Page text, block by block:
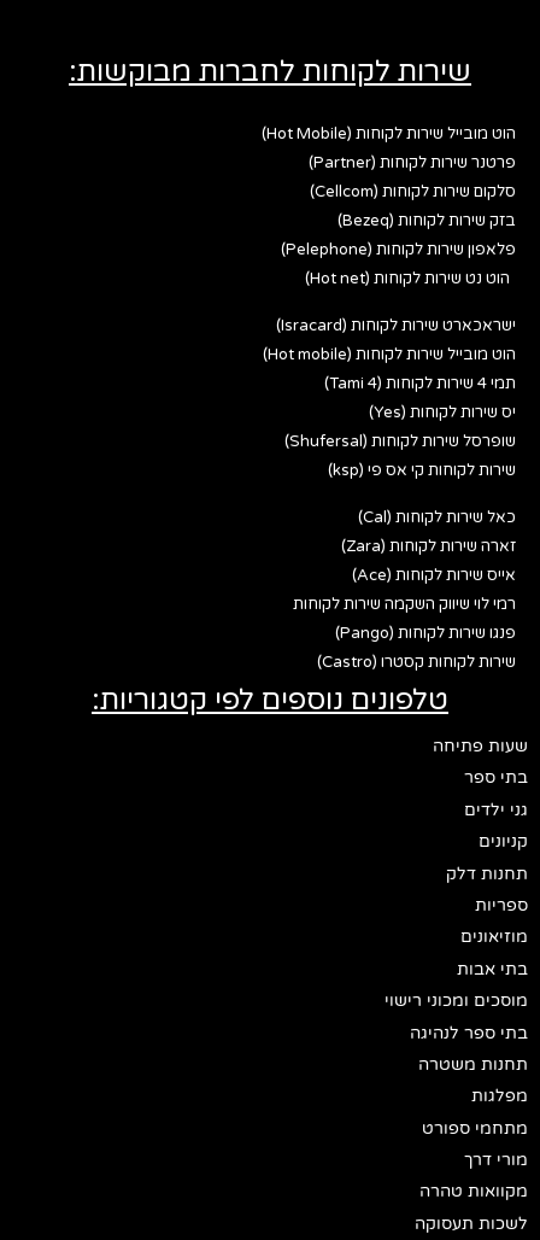
שירות לקוחות לחברות מבוקשות:
הוט מובייל שירות לקוחות (Hot Mobile)
פרטנר שירות לקוחות (Partner)
סלקום שירות לקוחות (Cellcom)
בזק שירות לקוחות (Bezeq)
פלאפון שירות לקוחות (Pelephone)
הוט נט שירות לקוחות (Hot net)
ישראכארט שירות לקוחות (Isracard)
הוט מובייל שירות לקוחות (Hot mobile)
תמי 4 שירות לקוחות (Tami 4)
יס שירות לקוחות (Yes)
שופרסל שירות לקוחות (Shufersal)
שירות לקוחות קי אס פי (ksp)
כאל שירות לקוחות (Cal)
זארה שירות לקוחות (Zara)
אייס שירות לקוחות (Ace)
רמי לוי שיווק השקמה שירות לקוחות
פנגו שירות לקוחות (Pango)
שירות לקוחות קסטרו (Castro)
טלפונים נוספים לפי קטגוריות:
שעות פתיחה
בתי ספר
גני ילדים
קניונים
תחנות דלק
ספריות
מוזיאונים
בתי אבות
מוסכים ומכוני רישוי
בתי ספר לנהיגה
תחנות משטרה
מפלגות
מתחמי ספורט
מורי דרך
מקוואות טהרה
לשכות תעסוקה